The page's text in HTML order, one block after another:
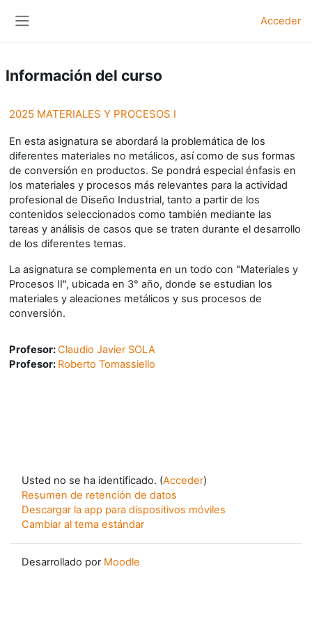
Acceder
Información del curso
2025 MATERIALES Y PROCESOS I
En esta asignatura se abordará la problemática de los
diferentes materiales no metálicos, así como de sus formas
de conversión en productos. Se pondrá especial énfasis en
los materiales y procesos más relevantes para la actividad
profesional de Diseño Industrial, tanto a partir de los
contenidos seleccionados como también mediante las
tareas y análisis de casos que se traten durante el desarrollo
de los diferentes temas.
La asignatura se complementa en un todo con "Materiales y
Procesos II", ubicada en 3° año, donde se estudian los
materiales y aleaciones metálicos y sus procesos de
conversión.
Profesor:Claudio Javier SOLA
Profesor: Roberto Tomassiello
Usted no se ha identificado. (Acceder)
Resumen de retención de datos
Descargar la app para dispositivos móviles
Cambiar al tema estándar
Desarrollado por Moodle